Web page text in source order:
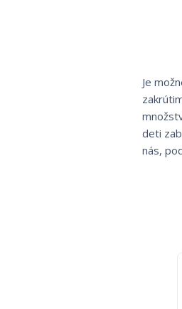
Je
deti
nás,